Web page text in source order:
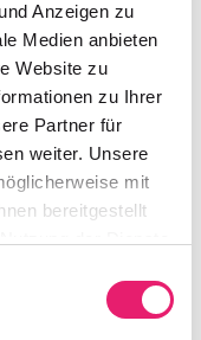
Anzeigen zu
Medien anbieten
Website zu
zu Ihrer
Partner für
weiter. Unsere
mit
bereitgestellt
und